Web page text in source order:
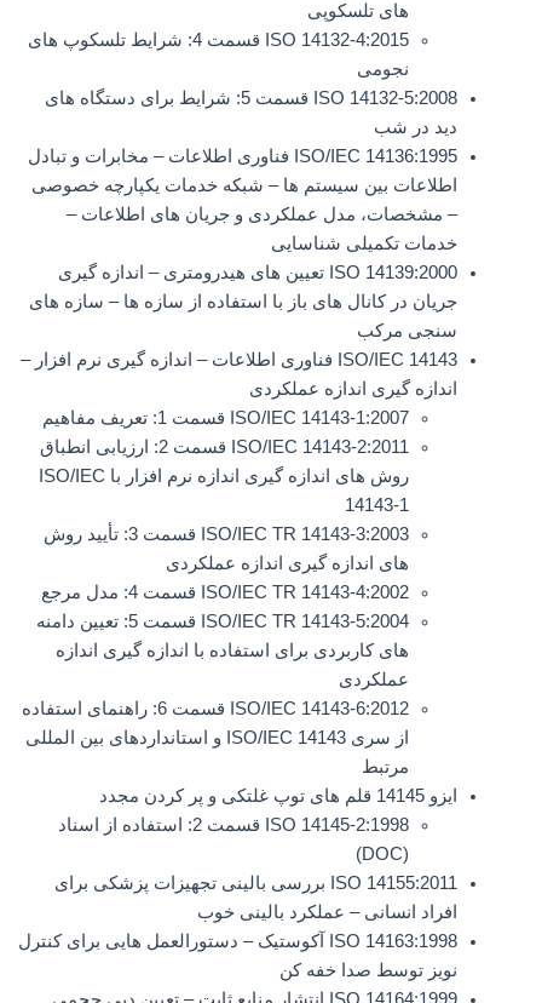
های تلسکوپی
ISO 14132-4:2015 قسمت 4: شرایط تلسکوپ های
نجومی
ISO 14132-5:2008 قسمت 5: شرایط برای دستگاه های
دید در شب
ISO/IEC 14136:1995 فناوری اطلاعات – مخابرات و تبادل
اطلاعات بین سیستم ها – شبکه خدمات یکپارچه خصوصی
– مشخصات، مدل عملکردی و جریان های اطلاعات –
خدمات تکمیلی شناسایی
ISO 14139:2000 تعیین های هیدرومتری – اندازه گیری
جریان در کانال های باز با استفاده از سازه ها – سازه های
سنجی مرکب
ISO/IEC 14143 فناوری اطلاعات – اندازه گیری نرم افزار –
اندازه گیری اندازه عملکردی
ISO/IEC 14143-1:2007 قسمت 1: تعریف مفاهیم
ISO/IEC 14143-2:2011 قسمت 2: ارزیابی انطباق
روش های اندازه گیری اندازه نرم افزار با ISO/IEC
14143-1
ISO/IEC TR 14143-3:2003 قسمت 3: تأیید روش
های اندازه گیری اندازه عملکردی
ISO/IEC TR 14143-4:2002 قسمت 4: مدل مرجع
ISO/IEC TR 14143-5:2004 قسمت 5: تعیین دامنه
های کاربردی برای استفاده با اندازه گیری اندازه
عملکردی
ISO/IEC 14143-6:2012 قسمت 6: راهنمای استفاده
از سری ISO/IEC 14143 و استانداردهای بین المللی
مرتبط
ایزو 14145 قلم های توپ غلتکی و پر کردن مجدد
ISO 14145-2:1998 قسمت 2: استفاده از اسناد
ISO 14155:2011 بررسی بالینی تجهیزات پزشکی برای
افراد انسانی – عملکرد بالینی خوب
ISO 14163:1998 آکوستیک – دستورالعمل هایی برای کنترل
نویز توسط صدا خفه کن